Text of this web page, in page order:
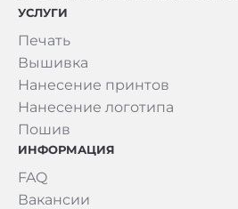
УСЛУГИ
Печать
Вышивка
Нанесение принтов
Нанесение логотипа
Пошив
ИНФОРМАЦИЯ
FAQ
Вакансии